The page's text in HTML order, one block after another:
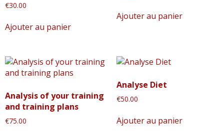
€30.00
Ajouter au panier
Ajouter au panier
Analysis of your training
and training plans
€75.00
Analyse Diet
€50.00
Ajouter au panier